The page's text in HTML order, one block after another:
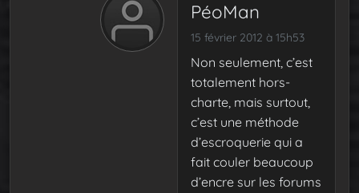
PéoMan
15 février 2012 à 15h53
Non seulement, c’est
totalement hors-
charte, mais surtout,
c’est une méthode
d’escroquerie qui a
fait couler beaucoup
d’encre sur les forums